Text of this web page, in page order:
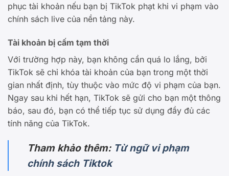
phục tài khoản nếu bạn bị TikTok phạt khi vi phạm vào
chính sách live của nền tảng này.
Tài khoản bị cấm tạm thời
Với trường hợp này, bạn không cần quá lo lắng, bởi
TikTok sẽ chỉ khóa tài khoản của bạn trong một thời
gian nhất định, tùy thuộc vào mức độ vi phạm của bạn.
Ngay sau khi hết hạn, TikTok sẽ gửi cho bạn một thông
báo, sau đó, bạn có thể tiếp tục sử dụng đầy đủ các
tính năng của TikTok.
Tham khảo thêm: Từ ngữ vi phạm
chính sách Tiktok